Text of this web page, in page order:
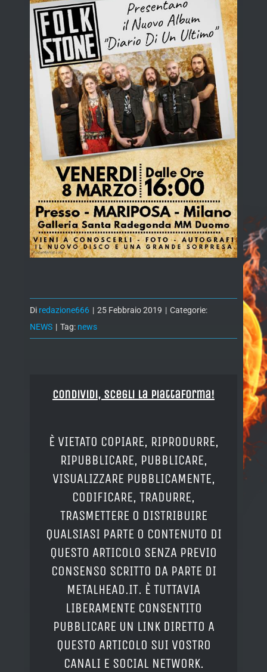
Di redazione666 | 25 Febbraio 2019 | Categorie:
NEWS | Tag: news
Condividi, Scegli la piattaforma!
È VIETATO COPIARE, RIPRODURRE,
RIPUBBLICARE, PUBBLICARE,
VISUALIZZARE PUBBLICAMENTE,
CODIFICARE, TRADURRE,
TRASMETTERE O DISTRIBUIRE
QUALSIASI PARTE O CONTENUTO DI
QUESTO ARTICOLO SENZA PREVIO
CONSENSO SCRITTO DA PARTE DI
METALHEAD.IT. È TUTTAVIA
LIBERAMENTE CONSENTITO
PUBBLICARE UN LINK DIRETTO A
QUESTO ARTICOLO SUI VOSTRO
CANALI E SOCIAL NETWORK.